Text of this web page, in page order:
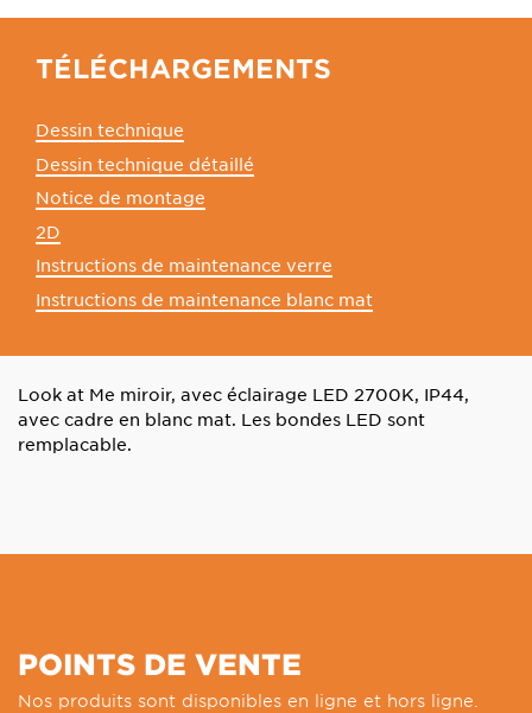
TÉLÉCHARGEMENTS
Dessin technique
Dessin technique détaillé
Notice de montage
2D
Instructions de maintenance verre
Instructions de maintenance blanc mat
Look at Me miroir, avec éclairage LED 2700K, IP44,
avec cadre en blanc mat. Les bondes LED sont
remplacable.
POINTS DE VENTE
Nos produits sont disponibles en ligne et hors ligne.